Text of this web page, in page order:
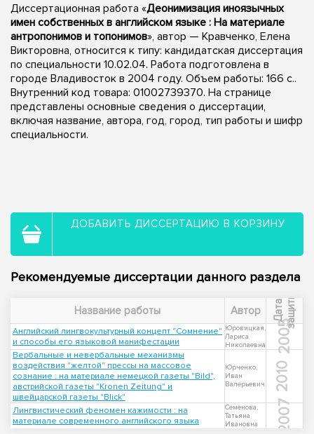
Диссертационная работа «Деонимизация иноязычных
имен собственных в английском языке : На материале
антропонимов и топонимов», автор — Кравченко, Елена
Викторовна, относится к типу: кандидатская диссертация
по специальности 10.02.04. Работа подготовлена в
городе Владивосток в 2004 году. Объем работы: 166 с..
Внутренний код товара: 01002739370. На странице
представлены основные сведения о диссертации,
включая название, автора, год, город, тип работы и шифр
специальности.
ДОБАВИТЬ ДИССЕРТАЦИЮ В КОРЗИНУ
Рекомендуемые диссертации данного раздела
Название работы Автор Д
а
т
а
з
а
щ
и
ты
Английский лингвокультурный концепт "Сомнение"
и способы его языковой манифестации
Юровицкая,
Лариса
Николаевна
2005
Вербальные и невербальные механизмы
воздействия "желтой" прессы на массовое
сознание : на материале немецкой газеты "Bild",
австрийской газеты "Kronen Zeitung" и
швейцарской газеты "Blick"
Юрченко,
Иван
Валерьевич
2010
Лингвистический феномен кажимости : на
материале современного английского языка
Семенова,
Татьяна
Ивановна
2007